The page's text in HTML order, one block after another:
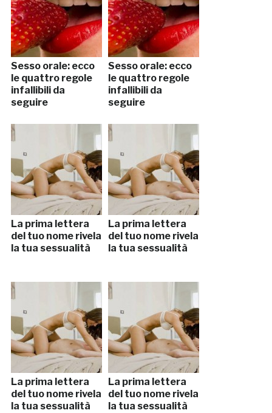
Sesso orale: ecco
le quattro regole
infallibili da
seguire
Sesso orale: ecco
le quattro regole
infallibili da
seguire
La prima lettera
del tuo nome rivela
la tua sessualità
La prima lettera
del tuo nome rivela
la tua sessualità
La prima lettera
del tuo nome rivela
la tua sessualità
La prima lettera
del tuo nome rivela
la tua sessualità